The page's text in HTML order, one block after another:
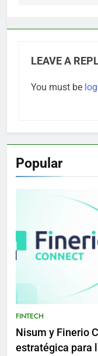
LEAVE A
You must be
Popular
FINTECH
Nisum y Finerio
estratégica para